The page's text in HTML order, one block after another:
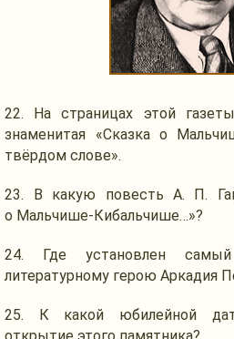
22. На страницах этой
знаменитая «Сказка о
твёрдом слове».
23. В какую повестьА. П.
о Мальчише-Кибальчише…»?
24. Где установлен самый
литературному герою Аркадия
25. К какой юбилейной
открытие этого памятника?